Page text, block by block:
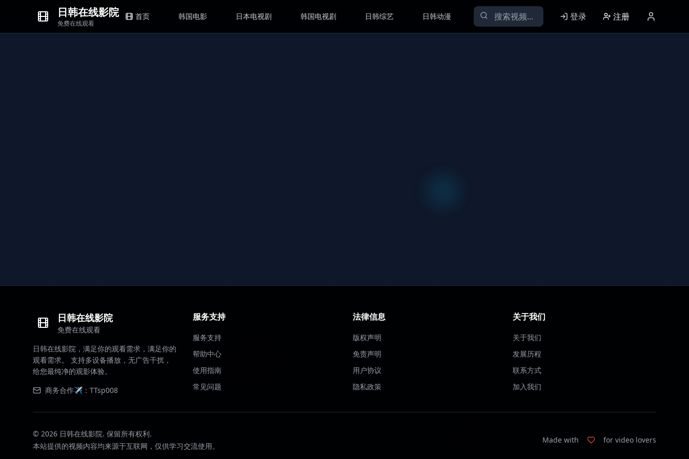
日韩在线影院
免费在线观看
首页 韩国电影 日本电视剧 韩国电视剧 日韩综艺 日韩动漫 登录 注册
日韩在线影院
免费在线观看
日韩在线影院，满足你的观看需求，满足你的
观看需求。 支持多设备播放，无广告干扰，
给您最纯净的观影体验。
商务合作✈️：TTsp008
服务支持
服务支持
帮助中心
使用指南
常见问题
法律信息
版权声明
免责声明
用户协议
隐私政策
关于我们
关于我们
发展历程
联系方式
加入我们
© 2026 日韩在线影院. 保留所有权利.
本站提供的视频内容均来源于互联网，仅供学习交流使用。
Made with for video lovers